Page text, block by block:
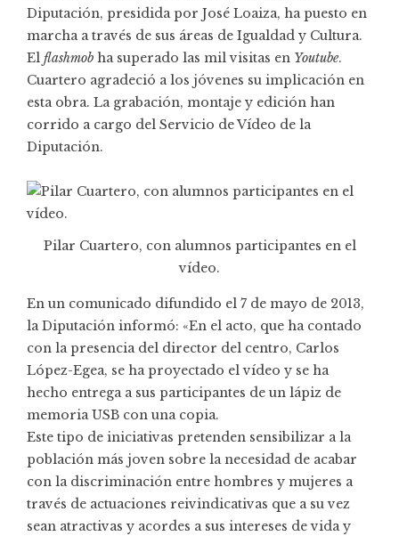
Diputación, presidida por José Loaiza, ha puesto en
marcha a través de sus áreas de Igualdad y Cultura.
El flashmob ha superado las mil visitas en Youtube.
Cuartero agradeció a los jóvenes su implicación en
esta obra. La grabación, montaje y edición han
corrido a cargo del Servicio de Vídeo de la
Diputación.
Pilar Cuartero, con alumnos participantes en el
vídeo.
En un comunicado difundido el 7 de mayo de 2013,
la Diputación informó: «En el acto, que ha contado
con la presencia del director del centro, Carlos
López-Egea, se ha proyectado el vídeo y se ha
hecho entrega a sus participantes de un lápiz de
memoria USB con una copia.
Este tipo de iniciativas pretenden sensibilizar a la
población más joven sobre la necesidad de acabar
con la discriminación entre hombres y mujeres a
través de actuaciones reivindicativas que a su vez
sean atractivas y acordes a sus intereses de vida y